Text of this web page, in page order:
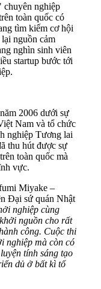
nghiệp
toàn quốc có
tìm kiếm cơ hội
nguồn cảm
nghìn sinh viên
startup bước tới
2006 dưới sự
Nam và tổ chức
nghiệp Tương lai
thu hút được sự
toàn quốc mà
vực.
Miyake –
Đại sứ quán Nhật
nghiệp cùng
nguồn cho rất
công. Cuộc thi
nghiệp mà còn có
tính sáng tạo
dủ ở bất kì tổ